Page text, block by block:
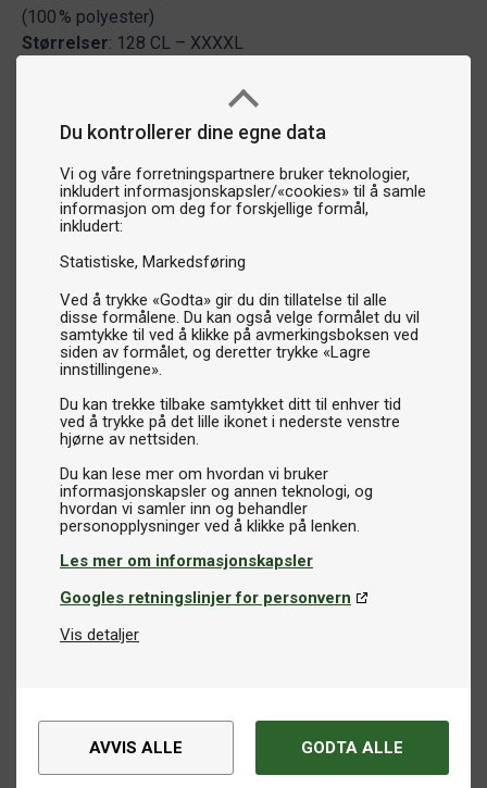
Du kontrollerer dine egne data
Vi og våre forretningspartnere bruker teknologier,
inkludert informasjonskapsler/«cookies» til å samle
informasjon om deg for forskjellige formål,
inkludert:
Statistiske Markedsføring
Ved å trykke «Godta» gir du din tillatelse til alle
disse formålene. Du kan også velge formålet du vil
samtykke til ved å klikke på avmerkingsboksen ved
siden av formålet, og deretter trykke «Lagre
innstillingene».
Du kan trekke tilbake samtykket ditt til enhver tid
ved å trykke på det lille ikonet i nederste venstre
hjørne av nettsiden.
Du kan lese mer om hvordan vi bruker
informasjonskapsler og annen teknologi, og
hvordan vi samler inn og behandler
Les mer om informasjonskapsler
Googles retningslinjer for personvern
Vis detaljer
AVVIS ALLE GODTA ALLE
(100 % polyester)
Størrelser: 128 CL – XXXXL